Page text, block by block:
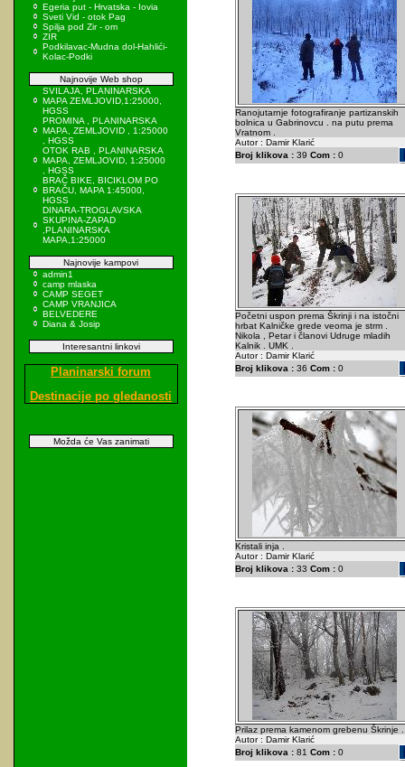
Egeria put - Hrvatska - Iovia
Sveti Vid - otok Pag
Spilja pod Zir - om
ZIR
Podkilavac-Mudna dol-Hahlići-
Kolac-Podki
Najnovije Web shop
SVILAJA, PLANINARSKA
MAPA ZEMLJOVID,1:25000,
HGSS
PROMINA , PLANINARSKA
MAPA, ZEMLJOVID , 1:25000
, HGSS
OTOK RAB , PLANINARSKA
MAPA, ZEMLJOVID, 1:25000
, HGSS
BRAČ BIKE, BICIKLOM PO
BRAČU, MAPA 1:45000,
HGSS
DINARA-TROGLAVSKA
SKUPINA-ZAPAD
,PLANINARSKA
MAPA,1:25000
Najnovije kampovi
admin1
camp mlaska
CAMP SEGET
CAMP VRANJICA
BELVEDERE
Diana & Josip
Interesantni linkovi
Planinarski forum
Destinacije po gledanosti
Možda će Vas zanimati
Ranojutarnje fotografiranje partizanskih
bolnica u Gabrinovcu . na putu prema
Vratnom .
Autor : Damir Klarić
Broj klikova :39 Com :0
Početni uspon prema Škrinji i na istočni
hrbat Kalničke grede veoma je strm .
Nikola , Petar i članovi Udruge mladih
Kalnik . UMK .
Autor : Damir Klarić
Broj klikova :36 Com :0
Kristali inja .
Autor : Damir Klarić
Broj klikova :33 Com :0
Prilaz prema kamenom grebenu Škrinje .
Autor : Damir Klarić
Broj klikova :81 Com :0